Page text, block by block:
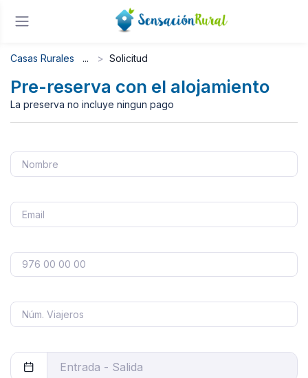
Casas Rurales Solicitud
Pre-reserva con el alojamiento
La preserva no incluye ningun pago